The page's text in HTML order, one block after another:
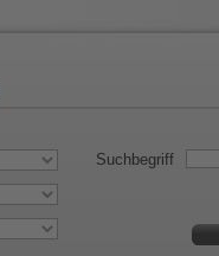
Suchbegriff